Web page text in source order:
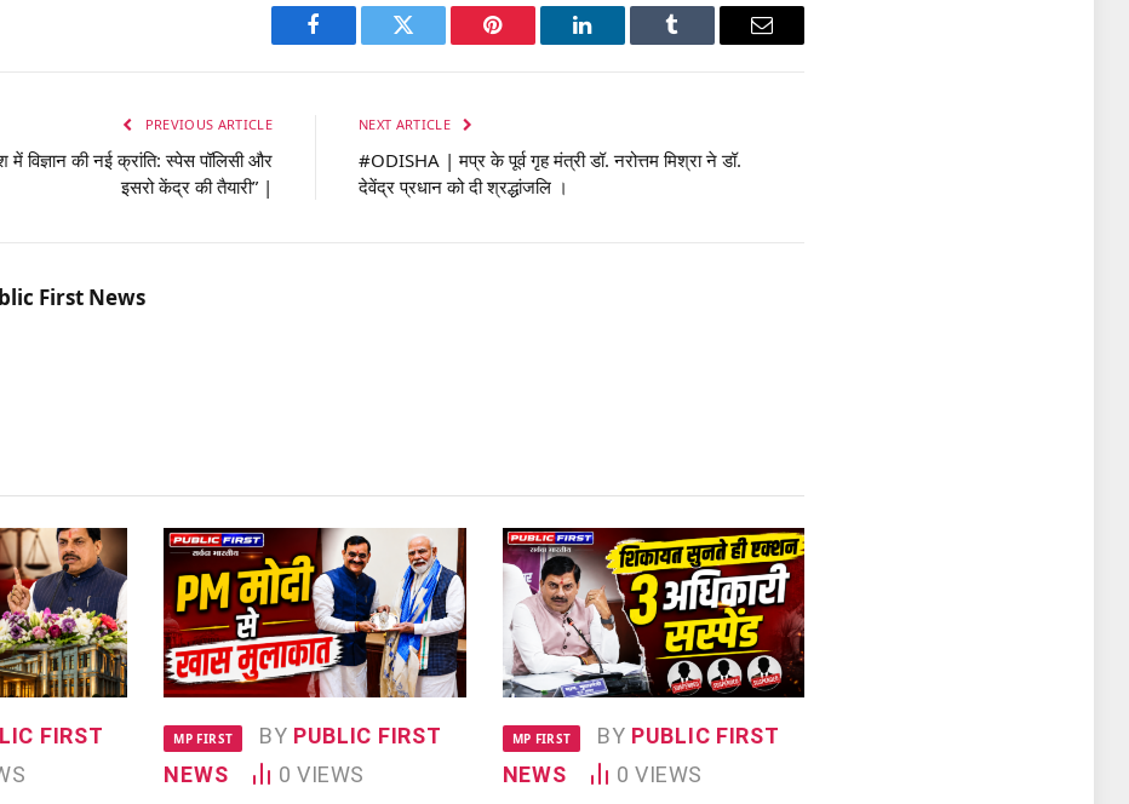
Facebook Twitter Pinterest LinkedIn Tumblr Email
PREVIOUS ARTICLE
विज्ञान की नई क्रांति: स्पेस पॉलिसी और
इसरो केंद्र की तैयारी” |
NEXT ARTICLE
#ODISHA | मप्र के पूर्व गृह मंत्री डॉ. नरोत्तम मिश्रा ने डॉ.
देवेंद्र प्रधान को दी श्रद्धांजलि ।
First News
FIRST
MP FIRST BY PUBLIC FIRST
NEWS
0 VIEWS
MP FIRST BY PUBLIC FIRST
NEWS
0VIEWS